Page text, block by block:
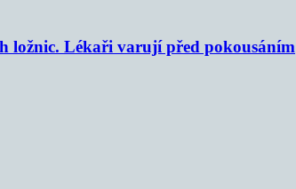
ložnic. Lékaři varují před pokousáním